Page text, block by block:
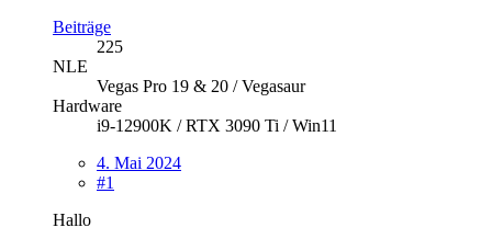
Beiträge
225
NLE
Vegas Pro 19 & 20 / Vegasaur
Hardware
i9-12900K / RTX 3090 Ti / Win11
4. Mai 2024
#1
Hallo